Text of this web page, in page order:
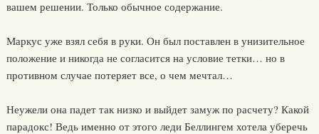
вашем решении. Только обычное содержание.
Маркус уже взял себя в руки. Он был поставлен в унизительное
положение и никогда не согласится на условие тетки… но в
противном случае потеряет все, о чем мечтал…
Неужели она падет так низко и выйдет замуж по расчету? Какой
парадокс! Ведь именно от этого леди Беллингем хотела уберечь